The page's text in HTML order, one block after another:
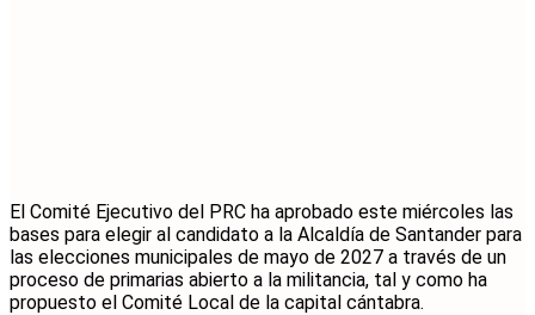
El Comité Ejecutivo del PRC ha aprobado este miércoles las
bases para elegir al candidato a la Alcaldía de Santander para
las elecciones municipales de mayo de 2027 a través de un
proceso de primarias abierto a la militancia, tal y como ha
propuesto el Comité Local de la capital cántabra.